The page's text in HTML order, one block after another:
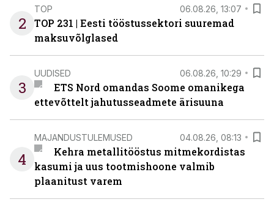
2
TOP 06.08.26, 13:07
TOP 231 | Eesti tööstussektori suuremad
maksuvõlglased
3
UUDISED 06.08.26, 10:29
ETS Nord omandas Soome omanikega
ettevõttelt jahutusseadmete ärisuuna
4
MAJANDUSTULEMUSED 04.08.26, 08:13
Kehra metallitööstus mitmekordistas
kasumi ja uus tootmishoone valmib
plaanitust varem